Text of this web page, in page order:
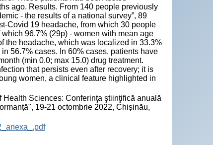
ago. Results. From 140 people previously
- the results of a national survey”, 89
Covid 19 headache, from which 30 people
96.7% (29p) - women with mean age
the headache, which was localized in 33.3%
56.7% cases. In 60% cases, patients have
(min 0.0; max 15.0) drug treatment.
that persists even after recovery; it is
women, a clinical feature highlighted in
Sciences: Conferinţa ştiinţifică anuală
19-21 octombrie 2022, Chișinău,